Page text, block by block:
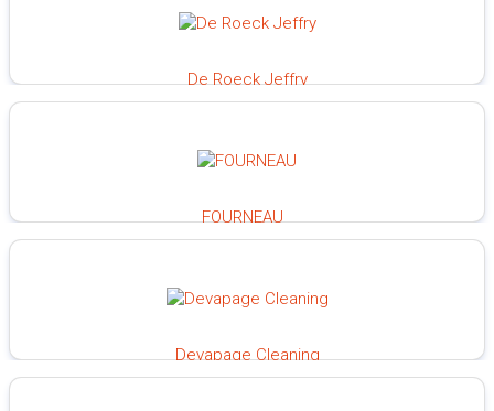
De Roeck Jeffry
FOURNEAU
Devapage Cleaning